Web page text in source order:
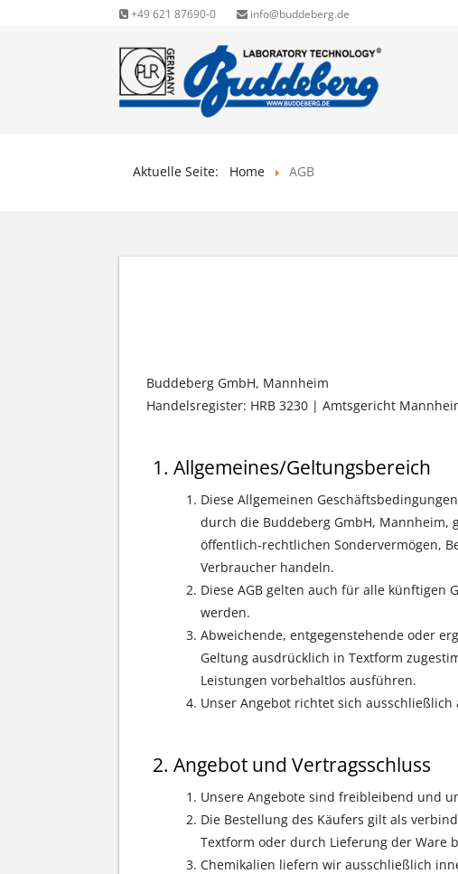
+49 621 87690-0 info@buddeberg.de
Aktuelle Seite: Home AGB
Buddeberg GmbH, Mannheim
Handelsregister: HRB 3230 | Amtsgericht
Allgemeines/Geltungsbereich
Diese Allgemeinen
durch die Buddeberg GmbH, Mannheim,
öffentlich-rechtlichen Sondervermögen,
Verbraucher handeln.
Diese AGB gelten auch für alle künftigen
werden.
Abweichende, entgegenstehende oder
Geltung ausdrücklich in Textform
Leistungen vorbehaltlos ausführen.
Unser Angebot richtet sich
Angebot und Vertragsschluss
Unsere Angebote sind freibleibend und
Die Bestellung des Käufers gilt als
Textform oder durch Lieferung der Ware
Chemikalien liefern wir ausschließlich